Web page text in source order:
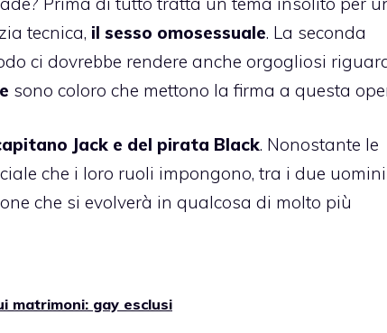
tecnica, il sesso omosessuale. La seconda
ci dovrebbe rendere anche orgogliosi
sono coloro che mettono la firma a questa
Jack e del pirata Black. Nonostante le
che i loro ruoli impongono, tra i due uomini
che si evolverà in qualcosa di molto più
matrimoni: gay esclusi